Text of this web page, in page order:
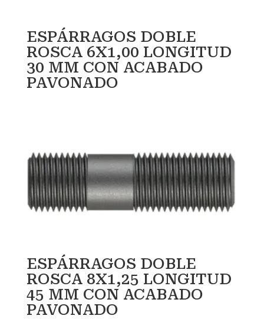
ESPÁRRAGOS DOBLE
ROSCA 6X1,00 LONGITUD
30 MM CON ACABADO
PAVONADO
ESPÁRRAGOS DOBLE
ROSCA 8X1,25 LONGITUD
45 MM CON ACABADO
PAVONADO